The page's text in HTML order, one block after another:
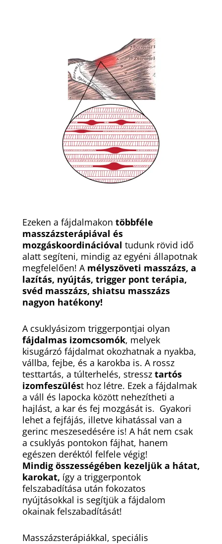
Ezeken a fájdalmakon többféle
masszázsterápiával és
mozgáskoordinációval tudunk rövid idő
alatt segíteni, mindig az egyéni állapotnak
megfelelően! Amélyszöveti masszázs, a
lazítás, nyújtás, trigger pont terápia,
svéd masszázs, shiatsu masszázs
nagyon hatékony!
A csuklyásizom triggerpontjai olyan
fájdalmas izomcsomók, melyek
kisugárzó fájdalmat okozhatnak a nyakba,
vállba, fejbe, és a karokba is. A rossz
testtartás, a túlterhelés, stressz tartós
izomfeszülést hoz létre. Ezek a fájdalmak
a váll és lapocka között nehezítheti a
hajlást, a kar és fej mozgását is. Gyakori
lehet a fejfájás, illetve kihatással van a
gerinc meszesedésére is! A hát nem csak
a csuklyás pontokon fájhat, hanem
egészen deréktól felfele végig!
Mindig összességében kezeljük a hátat,
karokat, így a triggerpontok
felszabadítása után fokozatos
nyújtásokkal is segítjük a fájdalom
okainak felszabadítását!
Masszázsterápiákkal, speciális